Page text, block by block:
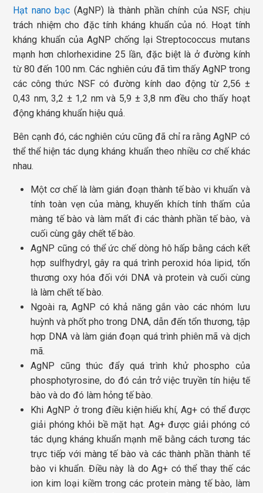
Hạt nano bạc (AgNP) là thành phần chính của NSF, chịu
trách nhiệm cho đặc tính kháng khuẩn của nó. Hoạt tính
kháng khuẩn của AgNP chống lại Streptococcus mutans
mạnh hơn chlorhexidine 25 lần, đặc biệt là ở đường kính
từ 80 đến 100 nm. Các nghiên cứu đã tìm thấy AgNP trong
các công thức NSF có đường kính dao động từ 2,56 ±
0,43 nm, 3,2 ± 1,2 nm và 5,9 ± 3,8 nm đều cho thấy hoạt
động kháng khuẩn hiệu quả.
Bên cạnh đó, các nghiên cứu cũng đã chỉ ra rằng AgNP có
thể thể hiện tác dụng kháng khuẩn theo nhiều cơ chế khác
nhau.
Một cơ chế là làm gián đoạn thành tế bào vi khuẩn và
tính toàn vẹn của màng, khuyến khích tính thấm của
màng tế bào và làm mất đi các thành phần tế bào, và
cuối cùng gây chết tế bào.
AgNP cũng có thể ức chế dòng hô hấp bằng cách kết
hợp sulfhydryl, gây ra quá trình peroxid hóa lipid, tổn
thương oxy hóa đối với DNA và protein và cuối cùng
là làm chết tế bào.
Ngoài ra, AgNP có khả năng gắn vào các nhóm lưu
huỳnh và phốt pho trong DNA, dẫn đến tổn thương, tập
hợp DNA và làm gián đoạn quá trình phiên mã và dịch
mã.
AgNP cũng thúc đẩy quá trình khử phospho của
phosphotyrosine, do đó cản trở việc truyền tín hiệu tế
bào và do đó làm hỏng tế bào.
Khi AgNP ở trong điều kiện hiếu khí, Ag+ có thể được
giải phóng khỏi bề mặt hạt. Ag+ được giải phóng có
tác dụng kháng khuẩn mạnh mẽ bằng cách tương tác
trực tiếp với màng tế bào và các thành phần thành tế
bào vi khuẩn. Điều này là do Ag+ có thể thay thế các
ion kim loại kiềm trong các protein màng tế bào, làm